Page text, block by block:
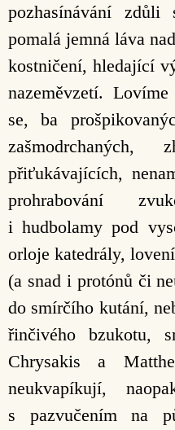
pozhasínávání
pomalá jemná láva
kostničení, hledající
nazeměvzetí.
se, ba
zašmodrchaných,
přiťukávajících,
prohrabování
i hudbolamy pod
orloje katedrály,
(a snad i protónů či
do smírčího kutání,
řinčivého bzukotu,
Chrysakis a
neukvapíkují,
s pazvučením na